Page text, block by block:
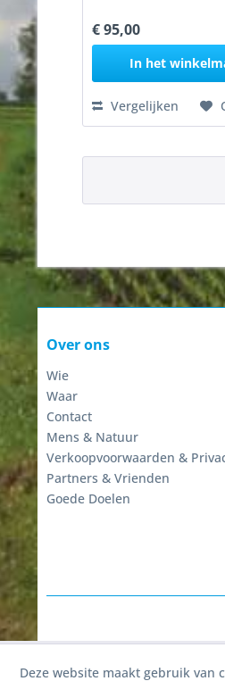
€ 95,00
In het
Vergelijken
Over ons
Wie
Waar
Contact
Mens & Natuur
Verkoopvoorwaarden &
Partners & Vrienden
Goede Doelen
Deze website maakt gebruik van